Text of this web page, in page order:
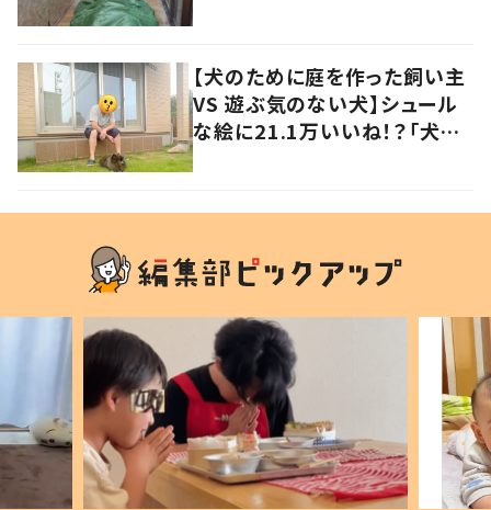
【犬のために庭を作った飼い主
VS 遊ぶ気のない犬】シュール
な絵に21.1万いいね！？「犬の